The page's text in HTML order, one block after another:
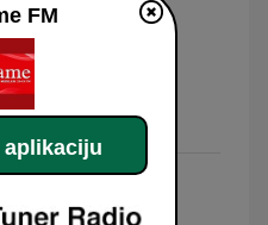
30 dana
FM
aplikaciju